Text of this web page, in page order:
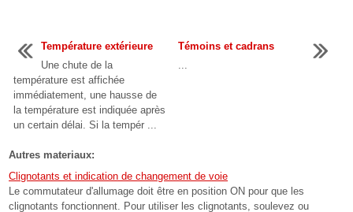
Température extérieure
Une chute de la
température est affichée
immédiatement, une hausse de
la température est indiquée après
un certain délai. Si la tempér ...
Témoins et cadrans
Autres materiaux:
Clignotants et indication de changement de voie
Le commutateur d'allumage doit être en position ON pour que les
clignotants fonctionnent. Pour utiliser les clignotants, soulevez ou